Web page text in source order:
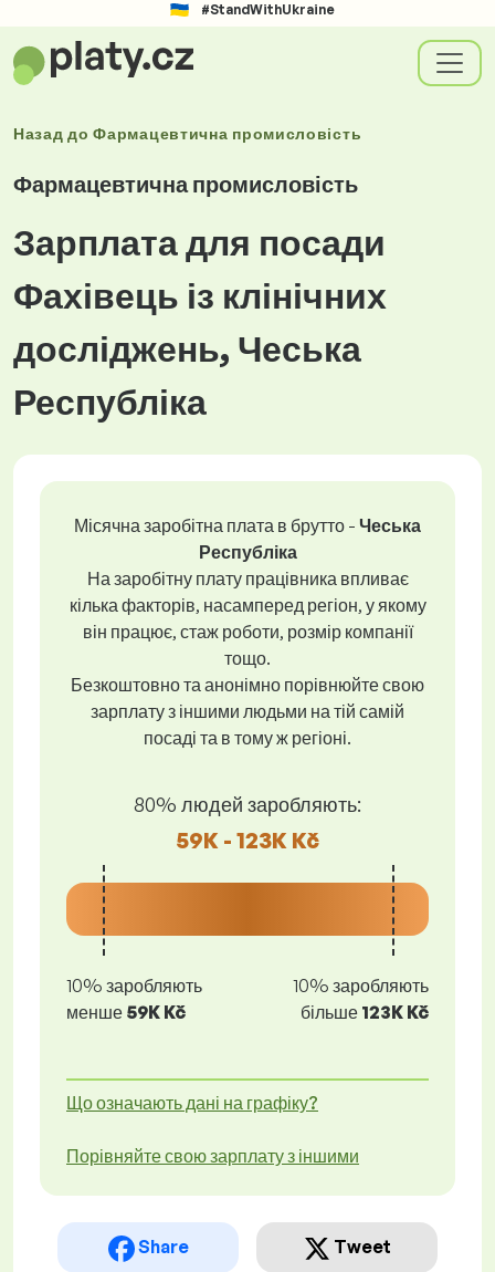
#StandWithUkraine
Назад доФармацевтична промисловість
Фармацевтична промисловість
Зарплата для посади
Фахівець із клінічних
досліджень, Чеська
Республіка
Місячна заробітна плата в брутто - Чеська
Республіка
На заробітну плату працівника впливає
кілька факторів, насамперед регіон, у якому
він працює, стаж роботи, розмір компанії
тощо.
Безкоштовно та анонімно порівнюйте свою
зарплату з іншими людьми на тій самій
посаді та в тому ж регіоні.
80% людей заробляють:
59K - 123K Kč
10% заробляють
менше 59K Kč
10% заробляють
більше 123K Kč
Що означають дані на графіку?
Порівняйте свою зарплату з іншими
Share Tweet